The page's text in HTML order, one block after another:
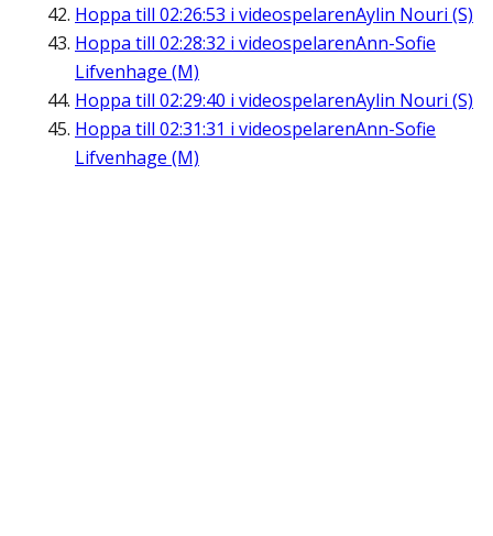
Hoppa till 02:26:53 i videospelarenAylin Nouri (S)
Hoppa till 02:28:32 i videospelarenAnn-Sofie
Lifvenhage (M)
Hoppa till 02:29:40 i videospelarenAylin Nouri (S)
Hoppa till 02:31:31 i videospelarenAnn-Sofie
Lifvenhage (M)